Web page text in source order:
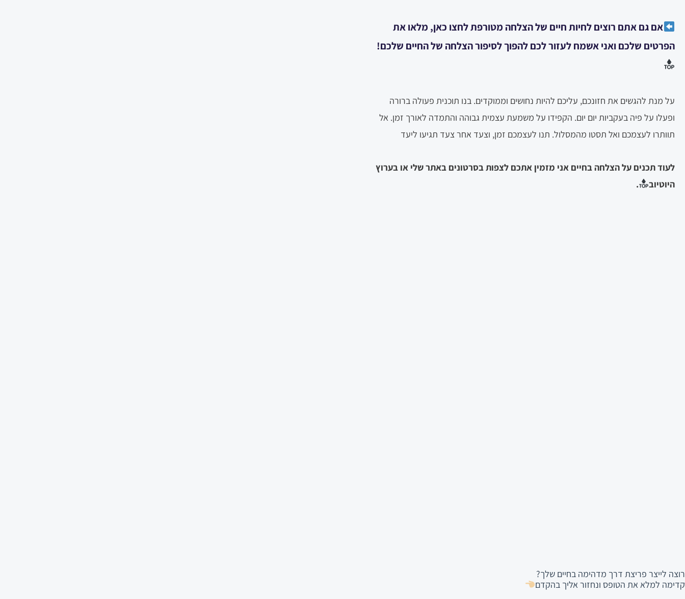
אם גם אתם רוצים לחיות חיים של הצלחה מטורפת לחצו כאן, מלאו את
הפרטים שלכם ואני אשמח לעזור לכם להפוך לסיפור הצלחה של החיים שלכם!
על מנת להגשים את חזונכם, עליכם להיות נחושים וממוקדים. בנו תוכנית פעולה ברורה
ופעלו על פיה בעקביות יום יום. הקפידו על משמעת עצמית גבוהה והתמדה לאורך זמן. אל
תוותרו לעצמכם ואל תסטו מהמסלול. תנו לעצמכם זמן, וצעד אחר צעד תגיעו ליעד
לעוד תכנים על הצלחה בחיים אני מזמין אתכם לצפות בסרטונים באתר שלי או בערוץ
היוטיוב
.
רוצה לייצר פריצת דרך מדהימה בחיים שלך?
קדימה למלא את הטופס ונחזור אליך בהקדם